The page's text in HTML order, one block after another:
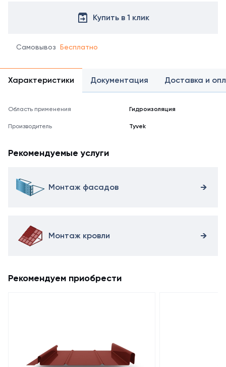
Купить в 1 клик
Самовывоз Бесплатно
Характеристики Документация Доставка и
Область применения Гидроизоляция
Производитель Tyvek
Рекомендуемые услуги
Монтаж фасадов
Монтаж кровли
Рекомендуем приобрести